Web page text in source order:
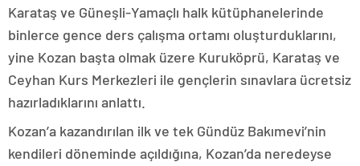
Karataş ve Güneşli-Yamaçlı halk kütüphanelerinde
binlerce gence ders çalışma ortamı oluşturduklarını,
yine Kozan başta olmak üzere Kuruköprü, Karataş ve
Ceyhan Kurs Merkezleri ile gençlerin sınavlara ücretsiz
hazırladıklarını anlattı.
Kozan’a kazandırılan ilk ve tek Gündüz Bakımevi’nin
kendileri döneminde açıldığına, Kozan’da neredeyse